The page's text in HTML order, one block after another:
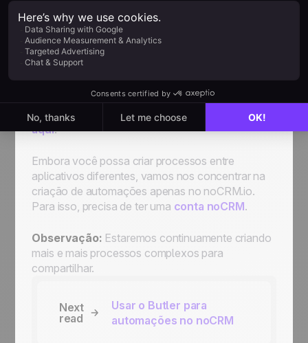
nossas duas favoritas:Zapier
Nos próximos exemplos de processos,
ilustraremos como fazer isso com ambas as
diferentes. É sua decisão escolher a plataforma
de sua preferência. Podeler nossos conselhos
aqui.
Embora você possa criar processos entre
aplicativos diferentes, vamos nos concentrar na
criação de automações apenas no noCRM.io.
Para isso, precisa de ter uma conta noCRM.
Observação: Estaremos continuamente criando
mais e mais processos complexos para
compartilhar.
Next
read
Usar o Butler para
automações no noCRM